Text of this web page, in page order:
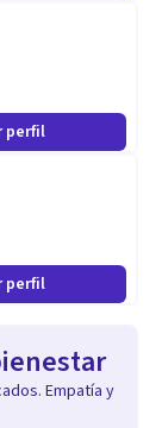
perfil
perfil
Empatía y